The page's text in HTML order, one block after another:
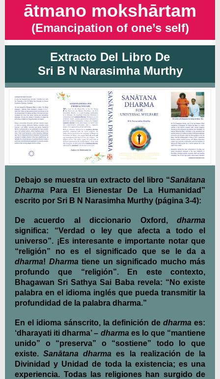
ātmano mokshārtam
(Emancipation of one’s self)
Extracto Del Libro De
Sri B N Narasimha Murthy
Debajo se muestra un extracto del libro “Sanātana
Dharma Para El Bienestar De La Humanidad”
escrito por Sri B N Narasimha Murthy (página 3-4):
De acuerdo al diccionario Oxford, dharma
significa: “Verdad o ley que afecta a todo el
universo”. ¡Es interesante e importante notar que
“religión” no es el significado que se le da a
dharma! Dharma tiene un significado mucho más
profundo que “religión”. En este contexto,
Bhagawan Sri Sathya Sai Baba revela: “No existe
palabra en el idioma inglés que pueda transmitir la
profundidad de la palabra dharma.”
En el idioma sánscrito, la definición de dharma es:
‘dharayati iti dharma’ – dharma es lo que “mantiene
unido” o “preserva” o “sostiene” todo lo que
existe.Sanātana dharma es la realización de la
Divinidad y Unidad de toda la existencia; es una
experiencia. Todas las religiones han surgido de